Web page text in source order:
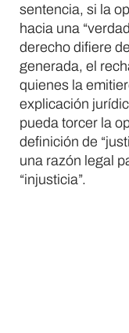
sentencia, si la
hacia una
derecho difiere
generada, el
quienes la
explicación
pueda torcer la
definición de
una razón legal
“injusticia”.